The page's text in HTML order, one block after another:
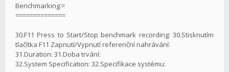
Benchmarking:=
==============
30.F11 Press to Start/Stop benchmark recording: 30.Stisknutím
tlačítka F11 Zapnutí/Vypnutí referenční nahrávání:
31.Duration: 31.Doba trvání:
32.System Specification: 32.Specifikace systému: